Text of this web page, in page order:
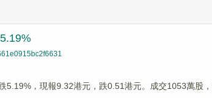
5.19%，現報9.32港元，跌0.51港元。成交1053萬股